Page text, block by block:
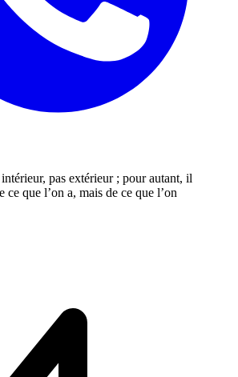
pas extérieur ; pour autant, il
ce que l’on a, mais de ce que l’on